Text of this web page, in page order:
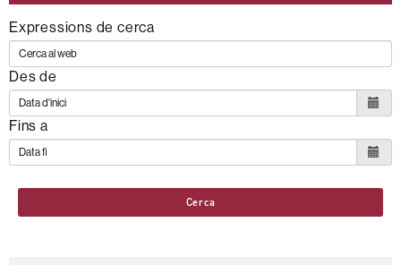
Expressions de cerca
Des de
Fins a
Cerca